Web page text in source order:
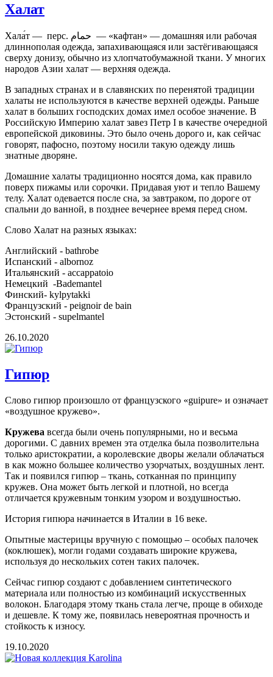
Халат
Хала́т — перс. حمام ‎ — «кафтан» — домашняя или рабочая
длиннополая одежда, запахивающаяся или застёгивающаяся
сверху донизу, обычно из хлопчатобумажной ткани. У многих
народов Азии халат — верхняя одежда.
В западных странах и в славянских по перенятой традиции
халаты не используются в качестве верхней одежды. Раньше
халат в больших господских домах имел особое значение. В
Российскую Империю халат завез Петр I в качестве очередной
европейской диковины. Это было очень дорого и, как сейчас
говорят, пафосно, поэтому носили такую одежду лишь
знатные дворяне.
Домашние халаты традиционно носятся дома, как правило
поверх пижамы или сорочки. Придавая уют и тепло Вашему
телу. Халат одевается после сна, за завтраком, по дороге от
спальни до ванной, в позднее вечернее время перед сном.
Слово Халат на разных языках:
Английский - bathrobe
Испанский - albornoz
Итальянский - accappatoio
Немецкий -Bademantel
Финский- kylpytakki
Французский - peignoir de bain
Эстонский - supelmantel
26.10.2020
Гипюр
Слово гипюр произошло от французского «guipure» и означает
«воздушное кружево».
Кружева всегда были очень популярными, но и весьма
дорогими. С давних времен эта отделка была позволительна
только аристократии, а королевские дворы желали облачаться
в как можно большее количество узорчатых, воздушных лент.
Так и появился гипюр – ткань, сотканная по принципу
кружев. Она может быть легкой и плотной, но всегда
отличается кружевным тонким узором и воздушностью.
История гипюра начинается в Италии в 16 веке.
Опытные мастерицы вручную с помощью – особых палочек
(коклюшек), могли годами создавать широкие кружева,
используя до нескольких сотен таких палочек.
Сейчас гипюр создают с добавлением синтетического
материала или полностью из комбинаций искусственных
волокон. Благодаря этому ткань стала легче, проще в обиходе
и дешевле. К тому же, появилась невероятная прочность и
стойкость к износу.
19.10.2020